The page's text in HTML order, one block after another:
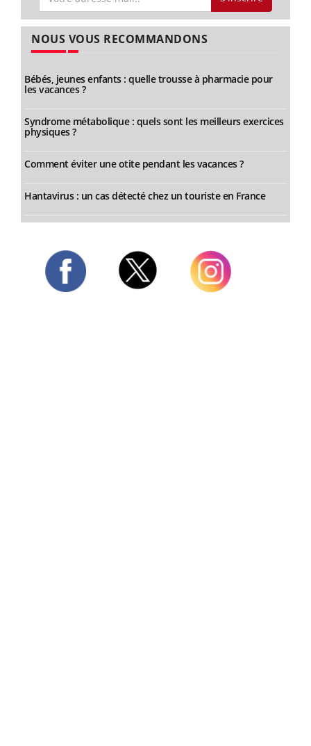
NOUS VOUS RECOMMANDONS
Bébés, jeunes enfants : quelle trousse à pharmacie pour
les vacances ?
Syndrome métabolique : quels sont les meilleurs exercices
physiques ?
Comment éviter une otite pendant les vacances ?
Hantavirus : un cas détecté chez un touriste en France